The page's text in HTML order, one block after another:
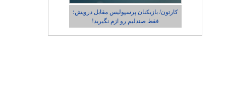
کاریکاتور/ در حاشیه حضور رونالدو در طهران